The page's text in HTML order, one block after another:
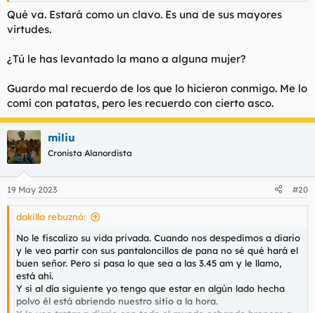
Qué va. Estará como un clavo. Es una de sus mayores
virtudes.
¿Tú le has levantado la mano a alguna mujer?
Guardo mal recuerdo de los que lo hicieron conmigo. Me lo
comí con patatas, pero les recuerdo con cierto asco.
miliu
Cronista Alanordista
19 May 2023 #20
dakilla rebuznó:
No le fiscalizo su vida privada. Cuando nos despedimos a diario
y le veo partir con sus pantaloncillos de pana no sé qué hará el
buen señor. Pero si pasa lo que sea a las 3.45 am y le llamo,
está ahí.
Y si al día siguiente yo tengo que estar en algún lado hecha
polvo él está abriendo nuestro sitio a la hora.